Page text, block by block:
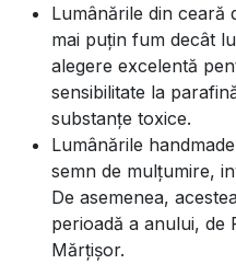
Lumânările din ceară
mai puțin fum decât
alegere excelentă
sensibilitate la
substanțe toxice.
Lumânările
semn de mulțumire,
De asemenea,
perioadă a anului, de
Mărțișor.